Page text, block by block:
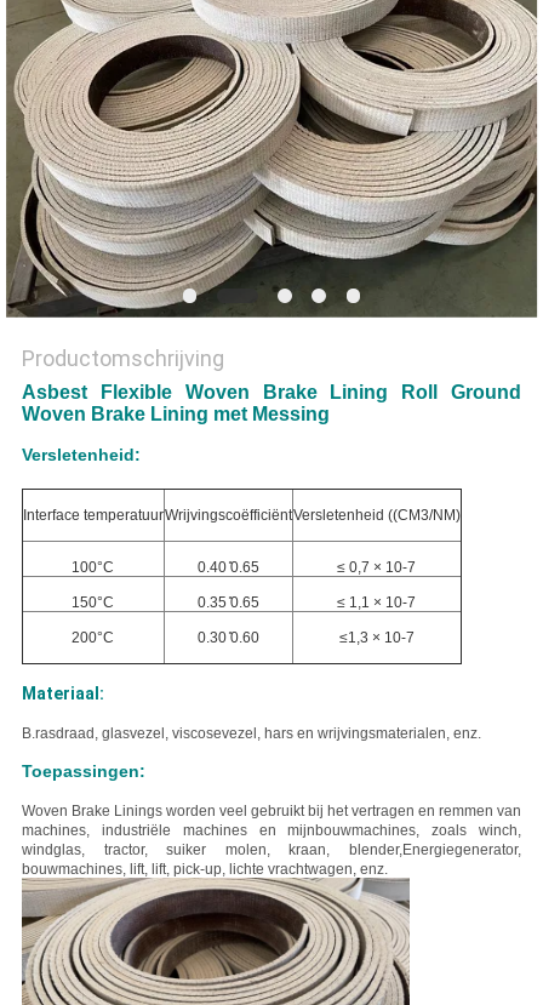
Productomschrijving
Asbest Flexible Woven Brake Lining Roll Ground
Woven Brake Lining met Messing
Versletenheid:
Interface temperatuurWrijvingscoëfficiëntVersletenheid ((CM3/NM)
100°C 0.40 ̊0.65 ≤ 0,7 × 10-7
150°C 0.35 ̊0.65 ≤ 1,1 × 10-7
200°C 0.30 ̊0.60 ≤1,3 × 10-7
Materiaal:
B.rasdraad, glasvezel, viscosevezel, hars en wrijvingsmaterialen, enz.
Toepassingen:
Woven Brake Linings worden veel gebruikt bij het vertragen en remmen van
machines, industriële machines en mijnbouwmachines, zoals winch,
windglas, tractor, suiker molen, kraan, blender,Energiegenerator,
bouwmachines, lift, lift, pick-up, lichte vrachtwagen, enz.